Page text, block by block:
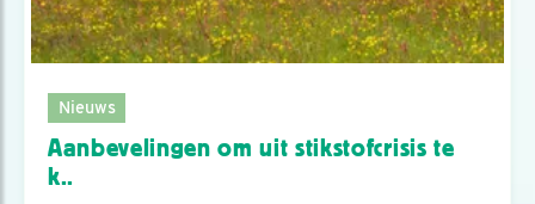
Nieuws
Aanbevelingen om uit stikstofcrisis te
k..